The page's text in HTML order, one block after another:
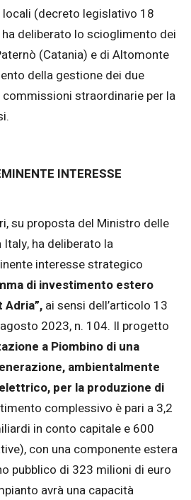
(decreto legislativo 18
deliberato lo scioglimento dei
(Catania) e di Altomonte
della gestione dei due
straordinarie per la
INTERESSE
su proposta del Ministro delle
ha deliberato la
interesse strategico
di investimento estero
ai sensi dell’articolo 13
2023, n. 104. Il progetto
a Piombino di una
ambientalmente
per la produzione di
complessivo è pari a 3,2
in conto capitale e 600
con una componente estera
pubblico di 323 milioni di euro
avrà una capacità